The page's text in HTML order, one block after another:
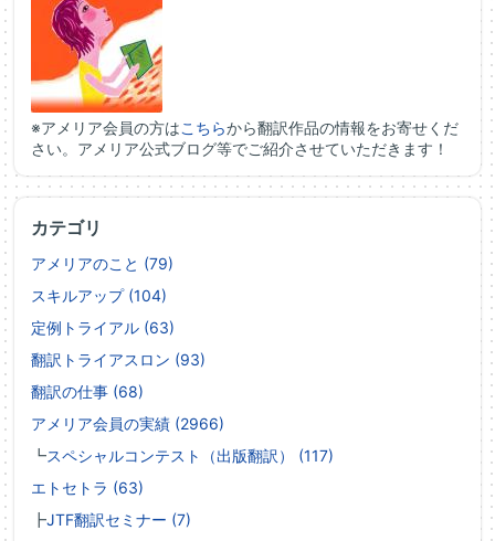
※アメリア会員の方はこちらから翻訳作品の情報をお寄せくだ
さい。アメリア公式ブログ等でご紹介させていただきます！
カテゴリ
アメリアのこと (79)
スキルアップ (104)
定例トライアル (63)
翻訳トライアスロン (93)
翻訳の仕事 (68)
アメリア会員の実績 (2966)
┗スペシャルコンテスト（出版翻訳） (117)
エトセトラ (63)
┣JTF翻訳セミナー (7)